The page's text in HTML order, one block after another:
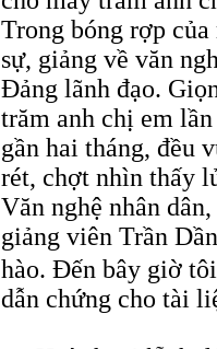
Trong bóng rợp
sự, giảng về văn
Đảng lãnh đạo.
trăm anh chị em
gần hai tháng, đều
rét, chợt nhìn thấy
Văn nghệ nhân
giảng viên Trần
hào. Đến bây giờ
dẫn chứng cho tài